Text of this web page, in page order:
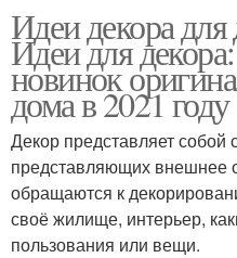
Идеи декора
Идеи для
новинок
дома в 2021 году
Декор представляет собой
представляющих внешнее
обращаются к
своё жилище, интерьер,
пользования или вещи.